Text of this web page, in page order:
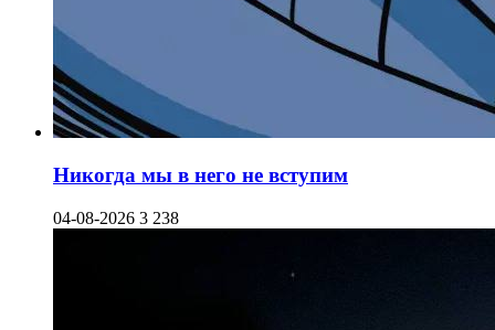
Никогда мы в него не вступим
04-08-2026 3 238